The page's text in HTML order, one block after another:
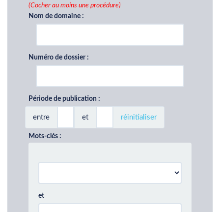
(Cocher au moins une procédure)
Nom de domaine :
Numéro de dossier :
Période de publication :
entre et réinitialiser
Mots-clés :
et